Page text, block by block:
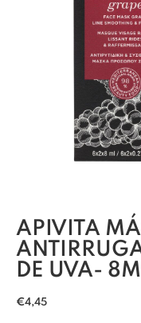
APIVITA
DE UVA-
€4,45